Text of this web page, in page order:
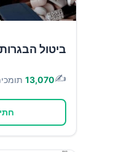
ביטול
✍️
13,070